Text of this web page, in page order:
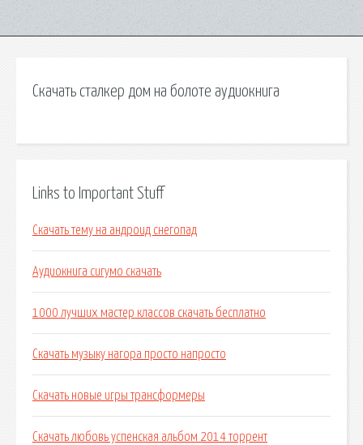
Скачать сталкер дом на болоте аудиокнига
Links to Important Stuff
Скачать тему на андроид снегопад
Аудиокнига сигумо скачать
1000 лучших мастер классов скачать бесплатно
Скачать музыку нагора просто напросто
Скачать новые игры трансформеры
Скачать любовь успенская альбом 2014 торрент